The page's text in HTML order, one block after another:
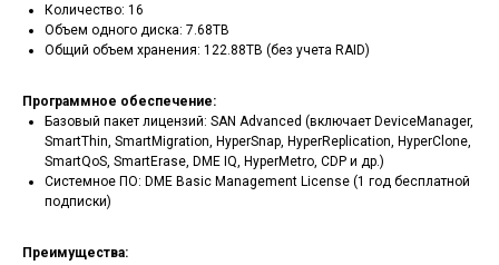
Количество: 16
Объем одного диска: 7.68TB
Общий объем хранения: 122.88TB (без учета RAID)
Программное обеспечение:
Базовый пакет лицензий: SAN Advanced (включает DeviceManager,
SmartThin, SmartMigration, HyperSnap, HyperReplication, HyperClone,
SmartQoS, SmartErase, DME IQ, HyperMetro, CDP и др.)
Системное ПО: DME Basic Management License (1 год бесплатной
подписки)
Преимущества: